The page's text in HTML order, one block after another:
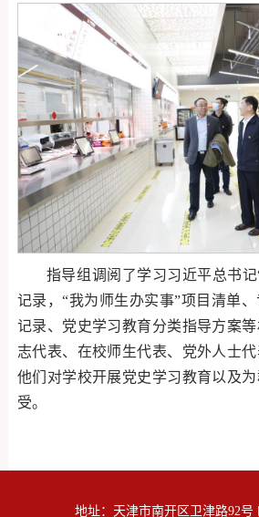
指导组调阅了学习习近平总书
记录，“我为师生办实事”项目清单
记录、党史学习教育分类指导方案
志代表、在校师生代表、党外人士
他们对学校开展党史学习教育以及
受。
地址：天津市南开区卫津路92号